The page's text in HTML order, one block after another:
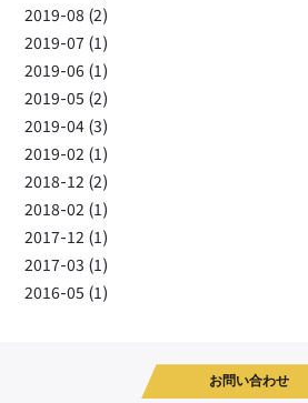
2019-08 (2)
2019-07 (1)
2019-06 (1)
2019-05 (2)
2019-04 (3)
2019-02 (1)
2018-12 (2)
2018-02 (1)
2017-12 (1)
2017-03 (1)
2016-05 (1)
お問い合わせ